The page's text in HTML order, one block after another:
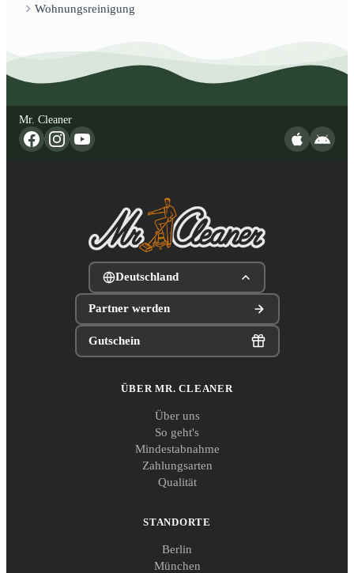
Wohnungsreinigung
Mr. Cleaner
Deutschland
Partner werden
Gutschein
ÜBER MR. CLEANER
Über uns
So geht's
Mindestabnahme
Zahlungsarten
Qualität
STANDORTE
Berlin
München